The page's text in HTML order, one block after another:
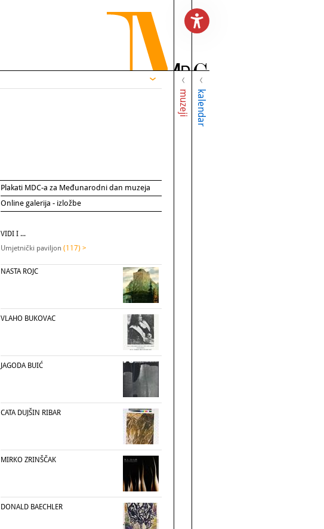
muzeji kalendar
Plakati MDC-a za Međunarodni dan muzeja
Online galerija - izložbe
VIDI I ...
Umjetnički paviljon (117) >
NASTA ROJC
VLAHO BUKOVAC
JAGODA BUIĆ
CATA DUJŠIN RIBAR
MIRKO ZRINŠČAK
DONALD BAECHLER